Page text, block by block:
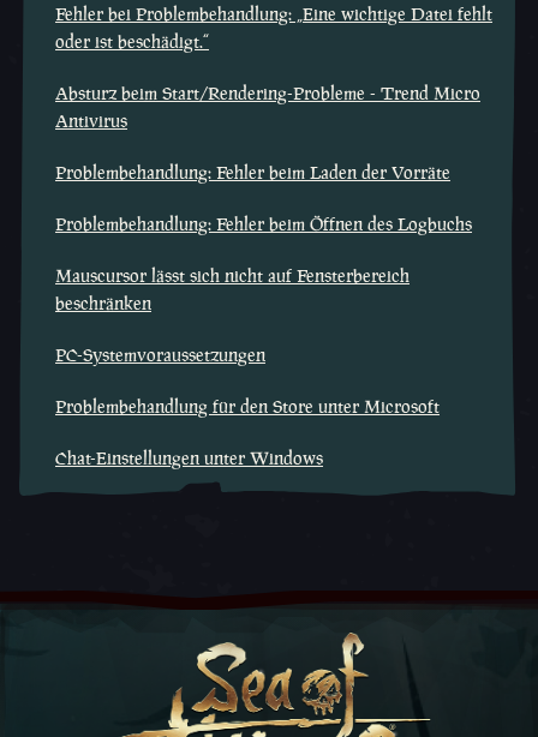
Fehler bei Problembehandlung: „Eine wichtige Datei fehlt
oder ist beschädigt.“
Absturz beim Start/Rendering-Probleme - Trend Micro
Antivirus
Problembehandlung: Fehler beim Laden der Vorräte
Problembehandlung: Fehler beim Öffnen des Logbuchs
Mauscursor lässt sich nicht auf Fensterbereich
beschränken
PC-Systemvoraussetzungen
Problembehandlung für den Store unter Microsoft
Chat-Einstellungen unter Windows